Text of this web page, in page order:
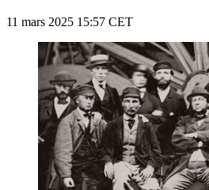
11 mars 2025 15:57 CET